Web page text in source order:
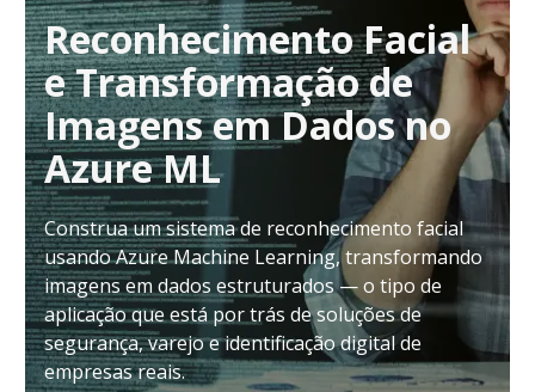
Reconhecimento Facial
e Transformação de
Imagens em Dados no
Azure ML
Construa um sistema de reconhecimento facial
usando Azure Machine Learning, transformando
imagens em dados estruturados — o tipo de
aplicação que está por trás de soluções de
segurança, varejo e identificação digital de
empresas reais.